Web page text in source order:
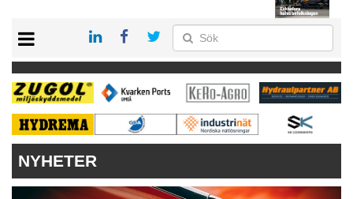
KONTAKT
VÅRA ANDRA MAGASIN
PRENUMERERA
ANNONSERA
NYHETER